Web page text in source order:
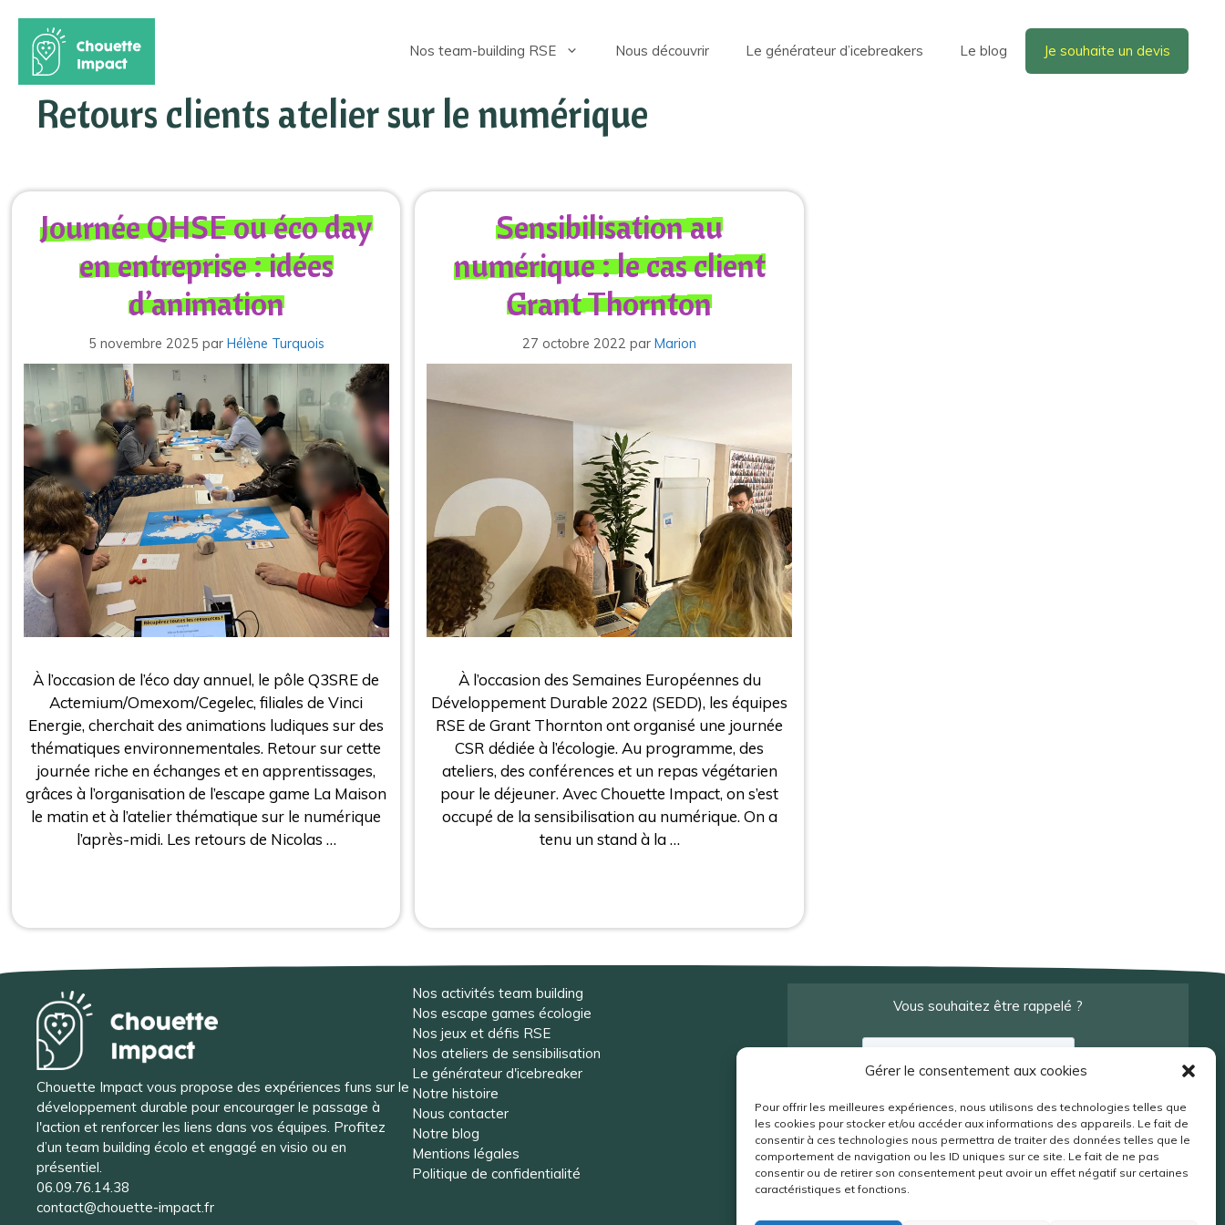
Gérer le consentement aux cookies
Pour offrir les meilleures expériences, nous utilisons des technologies telles que
les cookies pour stocker et/ou accéder aux informations des appareils. Le fait de
consentir à ces technologies nous permettra de traiter des données telles que le
comportement de navigation ou les ID uniques sur ce site. Le fait de ne pas
consentir ou de retirer son consentement peut avoir un effet négatif sur certaines
caractéristiques et fonctions.
contenu
Nos team-building RSE Nous découvrir Le générateur d’icebreakers Le blog Je souhaite un devis
Retours clients atelier sur le numérique
Journée QHSE ou éco day
en entreprise : idées
d’animation
5 novembre 2025 par Hélène Turquois
À l’occasion de l’éco day annuel, le pôle Q3SRE de
Actemium/Omexom/Cegelec, filiales de Vinci
Energie, cherchait des animations ludiques sur des
thématiques environnementales. Retour sur cette
journée riche en échanges et en apprentissages,
grâces à l’organisation de l’escape game La Maison
le matin et à l’atelier thématique sur le numérique
l’après-midi. Les retours de Nicolas …
Sensibilisation au
numérique : le cas client
Grant Thornton
27 octobre 2022 parMarion
À l’occasion des Semaines Européennes du
Développement Durable 2022 (SEDD), les équipes
RSE de Grant Thornton ont organisé une journée
CSR dédiée à l’écologie. Au programme, des
ateliers, des conférences et un repas végétarien
pour le déjeuner. Avec Chouette Impact, on s’est
occupé de la sensibilisation au numérique. On a
tenu un stand à la …
Chouette Impact vous propose des expériences funs sur le
développement durable pour encourager le passage à
l'action et renforcer les liens dans vos équipes. Profitez
d’un team building écolo et engagé en visio ou en
présentiel.
06.09.76.14.38
contact@chouette-impact.fr
Nos activités team building
Nos escape games écologie
Nos jeux et défis RSE
Nos ateliers de sensibilisation
Le générateur d'icebreaker
Notre histoire
Nous contacter
Notre blog
Mentions légales
Politique de confidentialité
Vous souhaitez être rappelé ?